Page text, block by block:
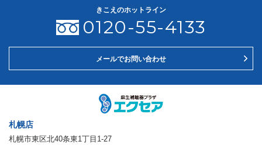
きこえのホットライン
0120-55-4133
メールでお問い合わせ
札幌店
札幌市東区北40条東1丁目1-27